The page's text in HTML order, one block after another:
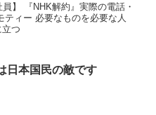
】 『NHK解約』実際の電話・
ィー 必要なものを必要な人
つ
日本国民の敵です